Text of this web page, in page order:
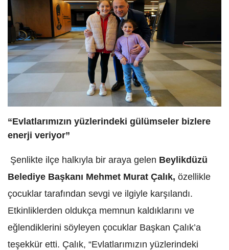
“Evlatlarımızın yüzlerindeki gülümseler bizlere
enerji veriyor”
Şenlikte ilçe halkıyla bir araya gelen Beylikdüzü
Belediye Başkanı Mehmet Murat Çalık, özellikle
çocuklar tarafından sevgi ve ilgiyle karşılandı.
Etkinliklerden oldukça memnun kaldıklarını ve
eğlendiklerini söyleyen çocuklar Başkan Çalık’a
teşekkür etti. Çalık, “Evlatlarımızın yüzlerindeki